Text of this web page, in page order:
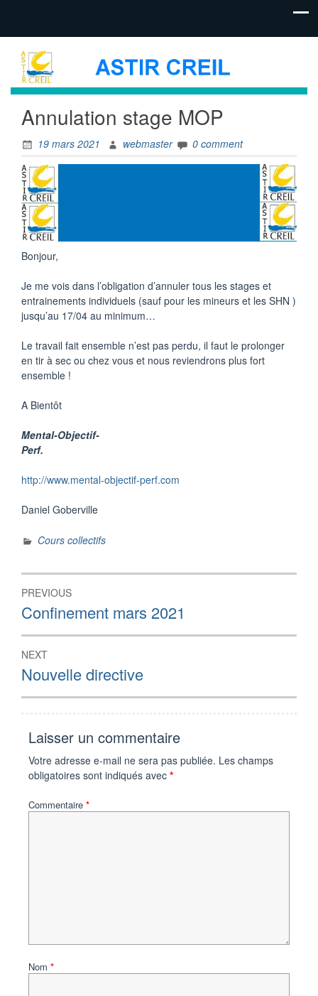
Annulation stage MOP
19 mars 2021 webmaster 0 comment
Bonjour,
Je me vois dans l’obligation d’annuler tous les stages et
entrainements individuels (sauf pour les mineurs et les SHN )
jusqu’au 17/04 au minimum…
Le travail fait ensemble n’est pas perdu, il faut le prolonger
en tir à sec ou chez vous et nous reviendrons plus fort
ensemble !
A Bientôt
Mental-Objectif-
Perf.
http://www.mental-objectif-perf.com
Daniel Goberville
Cours collectifs
Navigation
de
l’article
PREVIOUS
Previous
post:
Confinement mars 2021
NEXT
Next
post:
Nouvelle directive
Laisser un commentaire
Votre adresse e-mail ne sera pas publiée. Les champs
obligatoires sont indiqués avec *
Commentaire *
Nom *